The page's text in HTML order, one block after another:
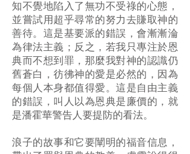
知不覺地陷入了無功不受祿的心態，
並嘗試用超乎尋常的努力去賺取神的
善待。這是基要派的錯誤，會漸漸淪
為律法主義；反之，若我只專注於恩
典而不想到罪，那麼我對神的認識仍
舊蒼白，彷彿神的愛是必然的，因為
每個人本身都值得愛。這是自由主義
的錯誤，叫人以為恩典是廉價的，就
是潘霍華警告人要提防的看法。
浪子的故事和它要闡明的福音信息，